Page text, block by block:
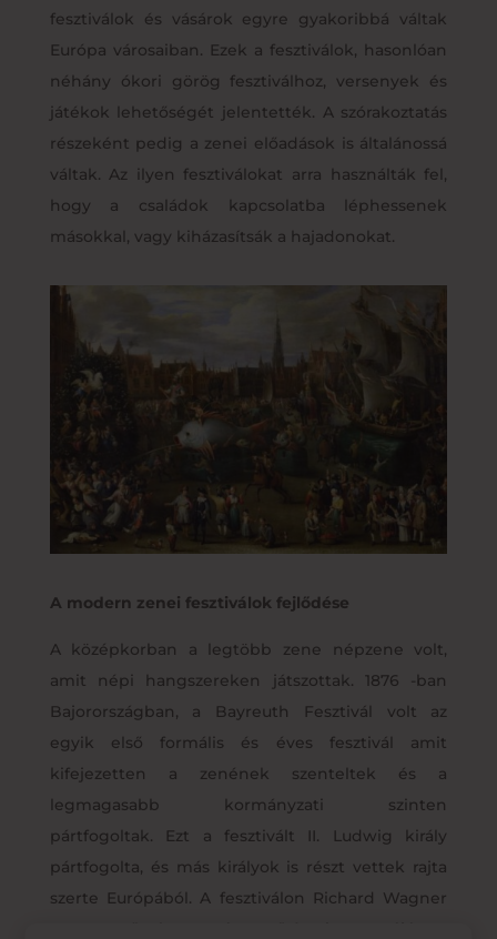
fesztiválok és vásárok egyre gyakoribbá váltak
Európa városaiban. Ezek a fesztiválok, hasonlóan
néhány ókori görög fesztiválhoz, versenyek és
játékok lehetőségét jelentették. A szórakoztatás
részeként pedig a zenei előadások is általánossá
váltak. Az ilyen fesztiválokat arra használták fel,
hogy a családok kapcsolatba léphessenek
másokkal, vagy kiházasítsák a hajadonokat.
A modern zenei fesztiválok fejlődése
A középkorban a legtöbb zene népzene volt,
amit népi hangszereken játszottak. 1876 -ban
Bajorországban, a Bayreuth Fesztivál volt az
egyik első formális és éves fesztivál amit
kifejezetten a zenének szenteltek és a
legmagasabb kormányzati szinten
pártfogoltak. Ezt a fesztivált II. Ludwig király
pártfogolta, és más királyok is részt vettek rajta
szerte Európából. A fesztiválon Richard Wagner